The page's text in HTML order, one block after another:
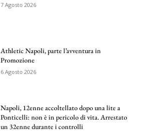
7 Agosto 2026
Athletic Napoli, parte l’avventura in
Promozione
6 Agosto 2026
Napoli, 12enne accoltellato dopo una lite a
Ponticelli: non è in pericolo di vita. Arrestato
un 32enne durante i controlli